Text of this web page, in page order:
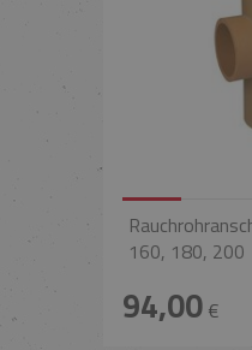
160, 180, 200
94,00€